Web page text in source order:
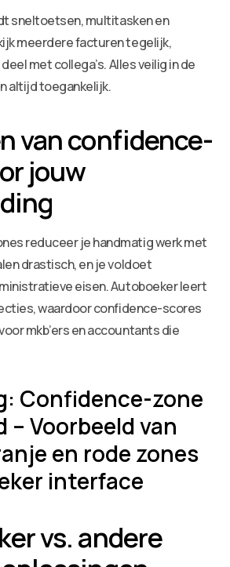
sneltoetsen, multitasken en
meerdere facturen tegelijk,
met collega’s. Alles veilig in de
altijd toegankelijk.
van confidence-
jouw
reduceer je handmatig werk met
drastisch, en je voldoet
eisen. Autoboeker leert
waardoor confidence-scores
mkb’ers en accountants die
Confidence-zone
– Voorbeeld van
en rode zones
interface
vs. andere